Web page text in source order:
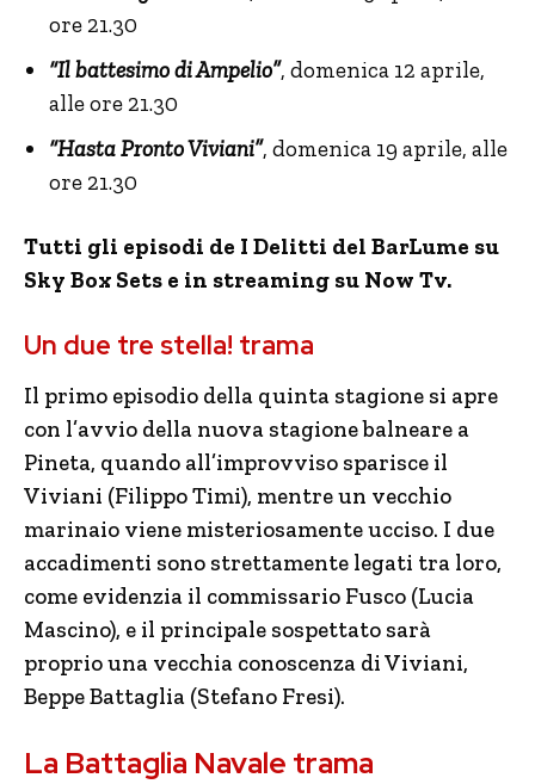
ore 21.30
“Il battesimo di Ampelio”, domenica 12 aprile,
alle ore 21.30
“Hasta Pronto Viviani”, domenica 19 aprile, alle
ore 21.30
Tutti gli episodi de I Delitti del BarLume su
Sky Box Sets e in streaming su Now Tv.
Un due tre stella! trama
Il primo episodio della quinta stagione si apre
con l’avvio della nuova stagione balneare a
Pineta, quando all’improvviso sparisce il
Viviani (Filippo Timi), mentre un vecchio
marinaio viene misteriosamente ucciso. I due
accadimenti sono strettamente legati tra loro,
come evidenzia il commissario Fusco (Lucia
Mascino), e il principale sospettato sarà
proprio una vecchia conoscenza di Viviani,
Beppe Battaglia (Stefano Fresi).
La Battaglia Navale trama